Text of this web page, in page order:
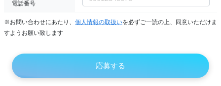
電話番号
※お問い合わせにあたり、 個人情報の取扱いを必ずご一読の上、同意いただけま
すようお願い致します